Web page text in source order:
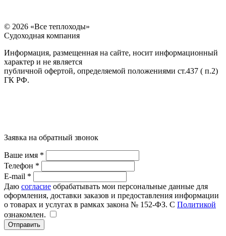
© 2026 «Все теплоходы»
Судоходная компания
Информация, размещенная на сайте, носит информационный
характер и не является
публичной офертой, определяемой положениями ст.437 ( п.2)
ГК РФ.
Заявка на обратный звонок
Ваше имя *
Телефон *
E-mail *
Даю согласие обрабатывать мои персональные данные для
оформления, доставки заказов и предоставления информации
о товарах и услугах в рамках закона № 152-ФЗ. С Политикой
ознакомлен.
Отправить